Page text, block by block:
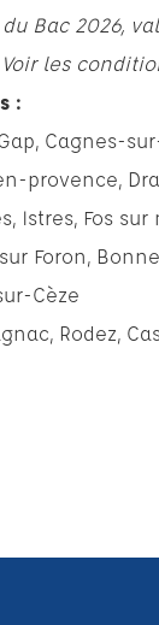
Bac 2026,
les
:
, Cagnes-
provence,
, Istres, Fos sur
Foron,
Cèze
, Rodez,